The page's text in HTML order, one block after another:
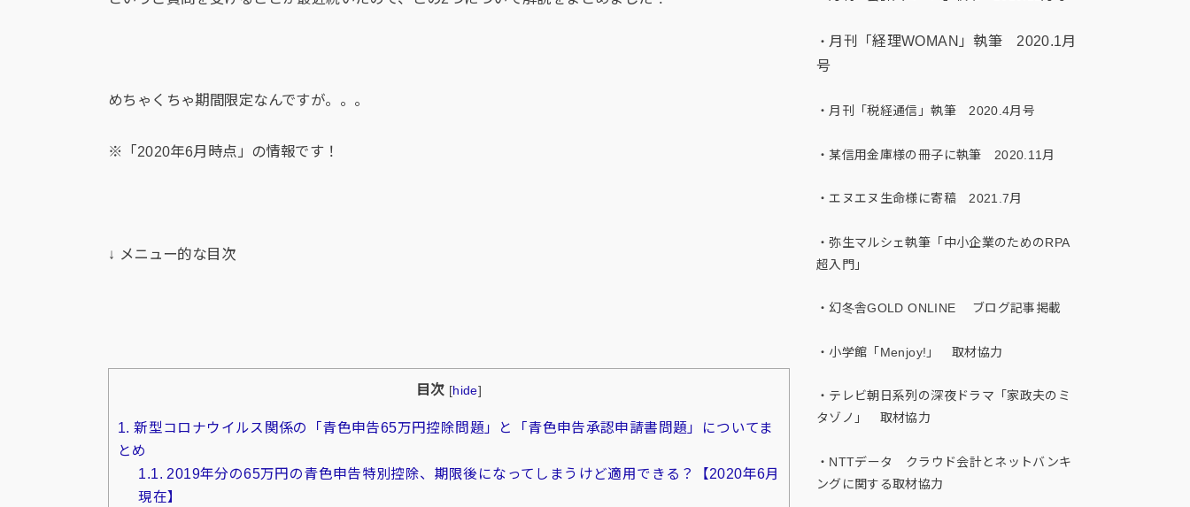
めちゃくちゃ期間限定なんですが。。。
※「2020年6月時点」の情報です！
↓ メニュー的な目次
目次 [hide]
1. 新型コロナウイルス関係の「青色申告65万円控除問題」と「青色申告承認申請書問題」についてま
とめ
1.1. 2019年分の65万円の青色申告特別控除、期限後になってしまうけど適用できる？【2020年6月
現在】
・ 月刊「経理WOMAN」執筆 2020.1月
号
・月刊「税経通信」執筆 2020.4月号
・某信用金庫様の冊子に執筆 2020.11月
・エヌエヌ生命様に寄稿 2021.7月
・弥生マルシェ執筆「中小企業のためのRPA
超入門」
・幻冬舎GOLD ONLINE ブログ記事掲載
・小学館「Menjoy!」 取材協力
・テレビ朝日系列の深夜ドラマ「家政夫のミ
タゾノ」 取材協力
・NTTデータ クラウド会計とネットバンキ
ングに関する取材協力